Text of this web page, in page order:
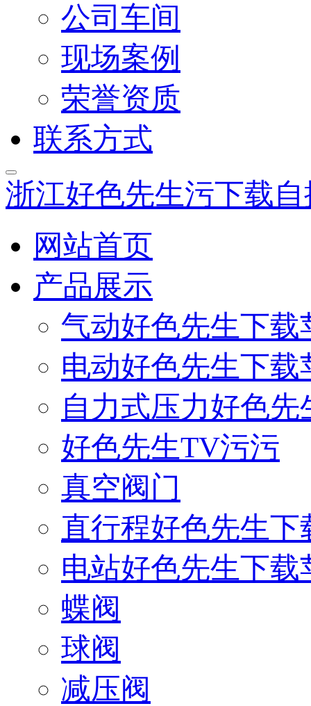
公司车间
现场案例
荣誉资质
联系方式
浙江好色先生污下载
网站首页
产品展示
气动好色先生下
电动好色先生下
自力式压力好色
好色先生TV污污
真空阀门
直行程好色先生
电站好色先生下
蝶阀
球阀
减压阀